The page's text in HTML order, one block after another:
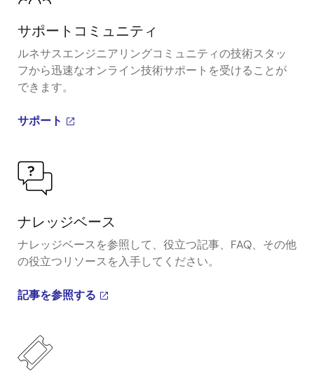
サポートコミュニティ
ルネサスエンジニアリングコミュニティの技術スタッ
フから迅速なオンライン技術サポートを受けることが
できます。
サポート
ナレッジベース
ナレッジベースを参照して、役立つ記事、FAQ、その他
の役立つリソースを入手してください。
記事を参照する